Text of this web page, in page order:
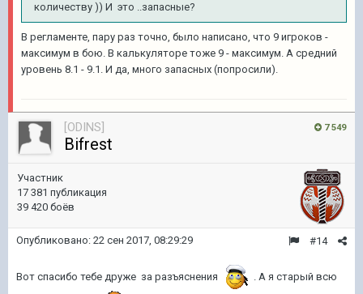
количеству )) И это ..запасные?
В регламенте, пару раз точно, было написано, что 9 игроков -
максимум в бою. В калькуляторе тоже 9 - максимум. А средний
уровень 8.1 - 9.1. И да, много запасных (попросили).
7 549
[ODINS]
Bifrest
Участник
17 381 публикация
39 420 боёв
#14
Опубликовано: 22 сен 2017, 08:29:29
Вот спасибо тебе друже за разъяснения . А я старый всю